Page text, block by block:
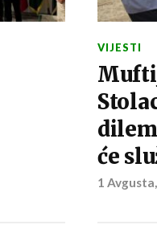
VIJESTI
će
1